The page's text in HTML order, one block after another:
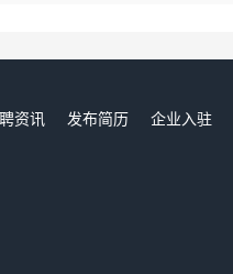
资讯 发布简历 企业入驻